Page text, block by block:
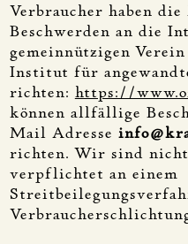
Verbraucher haben
Beschwerden an die
gemeinnützigen
Institut für
richten: https://
können allfällige
Mail Adresse
richten. Wir sind
verpflichtet an einem